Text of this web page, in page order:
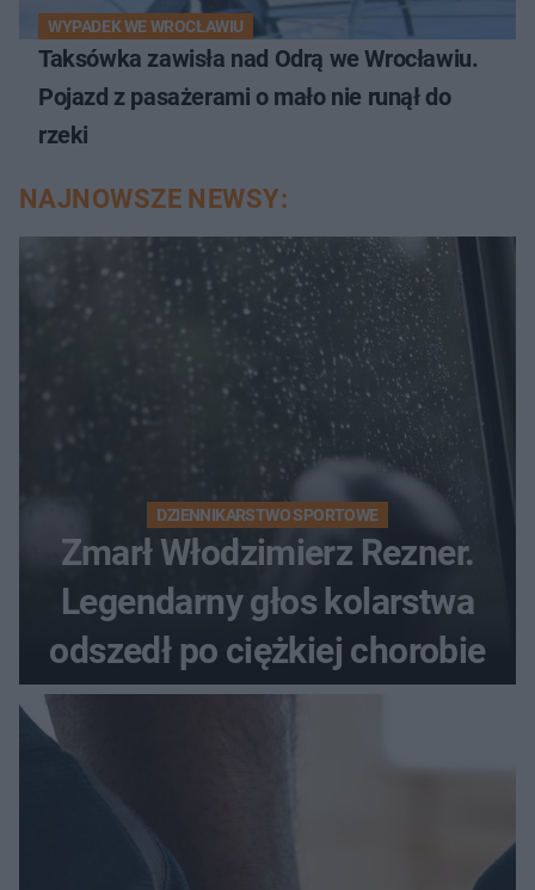
WYPADEK WE WROCŁAWIU
Taksówka zawisła nad Odrą we Wrocławiu.
Pojazd z pasażerami o mało nie runął do
rzeki
NAJNOWSZE NEWSY:
DZIENNIKARSTWO SPORTOWE
Zmarł Włodzimierz Rezner.
Legendarny głos kolarstwa
odszedł po ciężkiej chorobie